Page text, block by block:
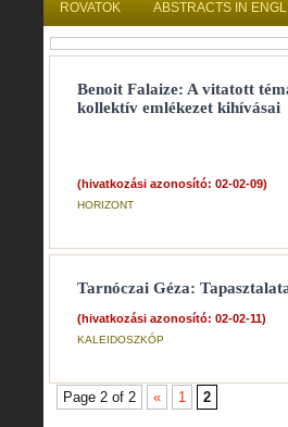
ROVATOK ABSTRACTS IN
Benoit Falaize: A vitatott
kollektív emlékezet kihívásai
(hivatkozási azonosító: 02-02-09)
HORIZONT
Tarnóczai Géza:
(hivatkozási azonosító: 02-02-11)
KALEIDOSZKÓP
Page 2 of 2 « 1 2